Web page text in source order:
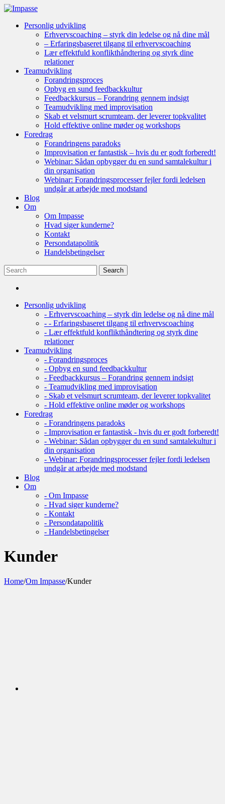
Personlig udvikling
Erhvervscoaching – styrk din ledelse og nå dine mål
– Erfaringsbaseret tilgang til erhvervscoaching
Lær effektfuld konflikthåndtering og styrk dine
relationer
Teamudvikling
Forandringsproces
Opbyg en sund feedbackkultur
Feedbackkursus – Forandring gennem indsigt
Teamudvikling med improvisation
Skab et velsmurt scrumteam, der leverer topkvalitet
Hold effektive online møder og workshops
Foredrag
Forandringens paradoks
Improvisation er fantastisk – hvis du er godt forberedt!
Webinar: Sådan opbygger du en sund samtalekultur i
din organisation
Webinar: Forandringsprocesser fejler fordi ledelsen
undgår at arbejde med modstand
Blog
Om
Om Impasse
Hvad siger kunderne?
Kontakt
Persondatapolitik
Handelsbetingelser
Personlig udvikling
- Erhvervscoaching – styrk din ledelse og nå dine mål
- - Erfaringsbaseret tilgang til erhvervscoaching
- Lær effektfuld konflikthåndtering og styrk dine
relationer
Teamudvikling
- Forandringsproces
- Opbyg en sund feedbackkultur
- Feedbackkursus – Forandring gennem indsigt
- Teamudvikling med improvisation
- Skab et velsmurt scrumteam, der leverer topkvalitet
- Hold effektive online møder og workshops
Foredrag
- Forandringens paradoks
- Improvisation er fantastisk - hvis du er godt forberedt!
- Webinar: Sådan opbygger du en sund samtalekultur i
din organisation
- Webinar: Forandringsprocesser fejler fordi ledelsen
undgår at arbejde med modstand
Blog
Om
- Om Impasse
- Hvad siger kunderne?
- Kontakt
- Persondatapolitik
- Handelsbetingelser
Kunder
Home/Om Impasse/Kunder